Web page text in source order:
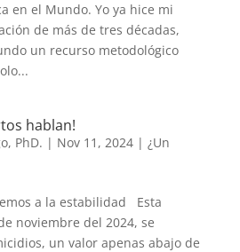
en el Mundo. Yo ya hice mi
de más de tres décadas,
un recurso metodológico
hablan!
PhD. | Nov 11, 2024| ¿Un
a la estabilidad Esta
noviembre del 2024, se
un valor apenas abajo de